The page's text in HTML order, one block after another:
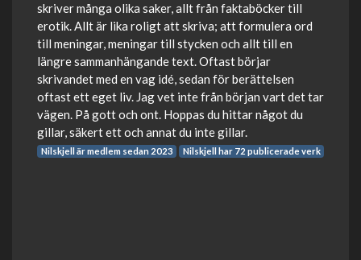
skriver många olika saker, allt från faktaböcker till
erotik. Allt är lika roligt att skriva; att formulera ord
till meningar, meningar till stycken och allt till en
längre sammanhängande text. Oftast börjar
skrivandet med en vag idé, sedan för berättelsen
oftast ett eget liv. Jag vet inte från början vart det tar
vägen. På gott och ont. Hoppas du hittar något du
gillar, säkert ett och annat du inte gillar.
Nilskjell är medlem sedan 2023 Nilskjell har 72 publicerade verk